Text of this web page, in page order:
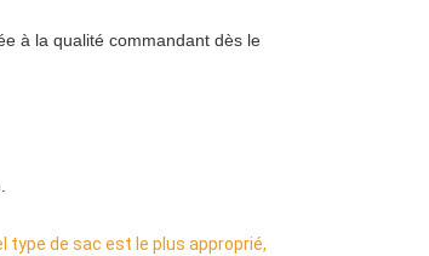
à la qualité commandant dès le
type de sac est le plus approprié,